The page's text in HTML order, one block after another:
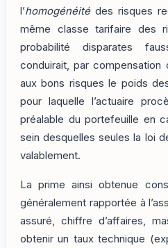
l’homogénéitédes risques
même classe tarifaire des
probabilité disparates
conduirait, par
aux bons risques le poids
pour laquelle l’actuaire
préalable du portefeuille en
sein desquelles seules la loi
valablement.
La prime ainsi obtenue
généralement rapportée à
assuré, chiffre d’affaires,
obtenir un taux technique